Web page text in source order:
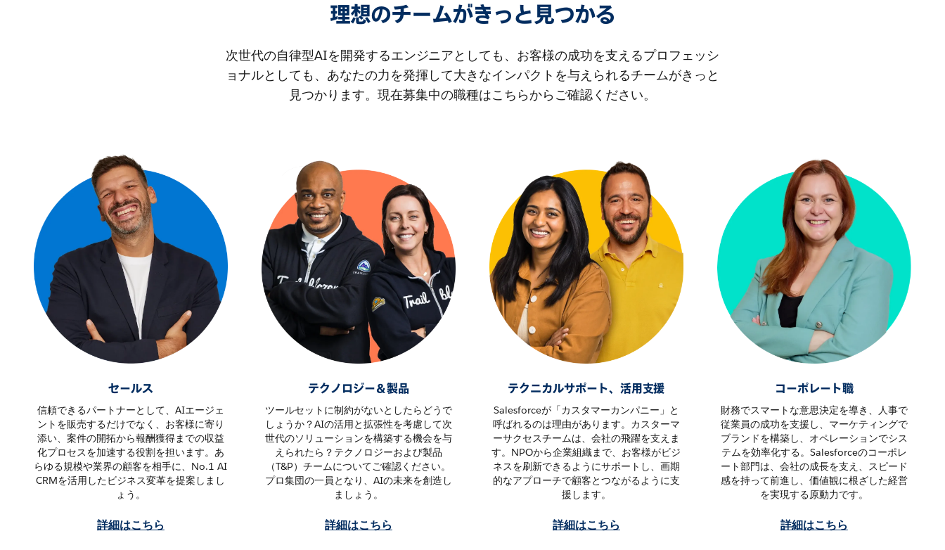
理想のチームがきっと見つかる
次世代の自律型AIを開発するエンジニアとしても、お客様の成功を支えるプロフェッシ
ョナルとしても、あなたの力を発揮して大きなインパクトを与えられるチームがきっと
見つかります。現在募集中の職種はこちらからご確認ください。
セールス
信頼できるパートナーとして、AIエージェ
ントを販売するだけでなく、お客様に寄り
添い、案件の開拓から報酬獲得までの収益
化プロセスを加速する役割を担います。あ
らゆる規模や業界の顧客を相手に、No.1 AI
CRMを活用したビジネス変革を提案しまし
ょう。
詳細はこちら
テクノロジー＆製品
ツールセットに制約がないとしたらどうで
しょうか？AIの活用と拡張性を考慮して次
世代のソリューションを構築する機会を与
えられたら？テクノロジーおよび製品
（T&P）チームについてご確認ください。
プロ集団の一員となり、AIの未来を創造し
ましょう。
詳細はこちら
テクニカルサポート、活用支援
Salesforceが「カスタマーカンパニー」と
呼ばれるのは理由があります。カスターマ
ーサクセスチームは、会社の飛躍を支えま
す。NPOから企業組織まで、お客様がビジ
ネスを刷新できるようにサポートし、画期
的なアプローチで顧客とつながるように支
援します。
詳細はこちら
コーポレート職
財務でスマートな意思決定を導き、人事で
従業員の成功を支援し、マーケティングで
ブランドを構築し、オペレーションでシス
テムを効率化する。Salesforceのコーポレ
ート部門は、会社の成長を支え、スピード
感を持って前進し、価値観に根ざした経営
を実現する原動力です。
詳細はこちら